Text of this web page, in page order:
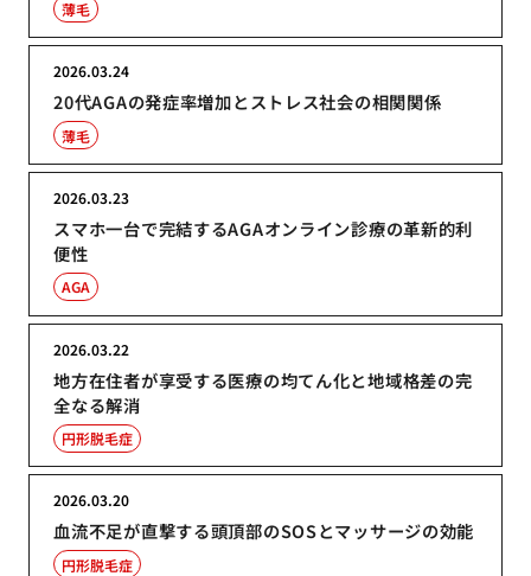
薄毛
20代AGAの発症率増加とストレス社会の相関関係
2026.03.24
薄毛
スマホ一台で完結するAGAオンライン診療の革新的利
便性
2026.03.23
AGA
地方在住者が享受する医療の均てん化と地域格差の完
全なる解消
2026.03.22
円形脱毛症
血流不足が直撃する頭頂部のSOSとマッサージの効能
2026.03.20
円形脱毛症